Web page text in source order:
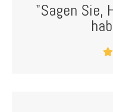
"Sagen Sie,